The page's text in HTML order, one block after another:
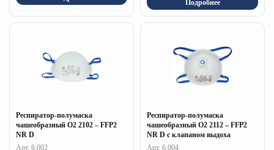
Подробнее
Респиратор-полумаска
чашеобразный О2 2102 – FFP2
NR D
Арт. 6.002
Респиратор-полумаска
чашеобразный О2 2112 – FFP2
NR D c клапаном выдоха
Арт. 6.004